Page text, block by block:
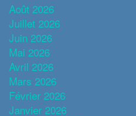
Août 2026
Juillet 2026
Juin 2026
Mai 2026
Avril 2026
Mars 2026
Février 2026
Janvier 2026